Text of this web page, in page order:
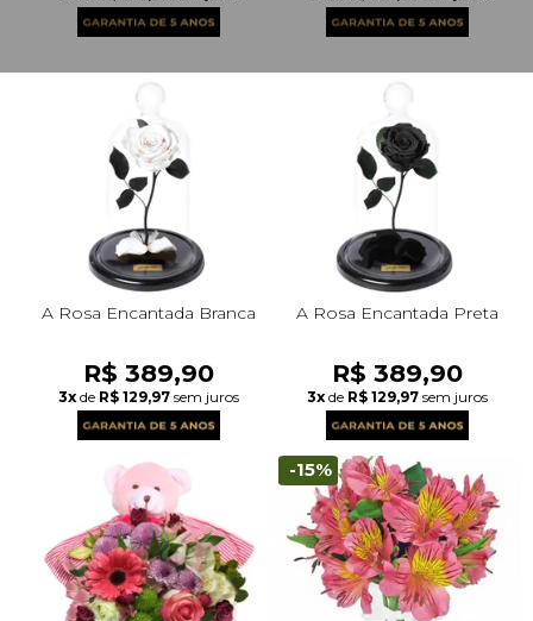
A Rosa Encantada Branca
R$ 389,90
3x de R$ 129,97 sem juros
A Rosa Encantada Preta
R$ 389,90
3x de R$ 129,97 sem juros
-15%